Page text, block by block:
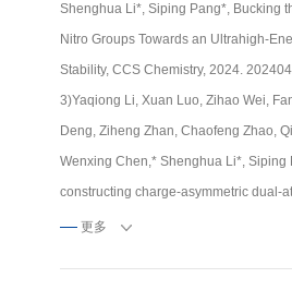
Shenghua Li*, Siping Pang*, Bucking
Nitro Groups Towards an Ultrahigh-
Stability, CCS Chemistry, 2024.
3)Yaqiong Li, Xuan Luo, Zihao Wei,
Deng, Ziheng Zhan, Chaofeng Zhao,
Wenxing Chen,* Shenghua Li*, Siping
constructing charge-asymmetric dual-
hollow porous carbon spheres for
更多